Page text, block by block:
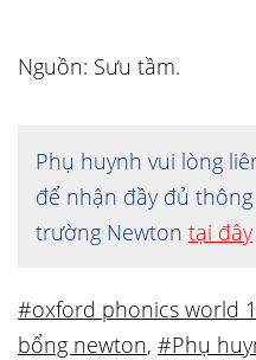
Nguồn: Sưu tầm.
Phụ huynh vui lòng
để nhận đầy đủ
trường Newton tại đây
#oxford phonics world
bổng newton, #Phụ